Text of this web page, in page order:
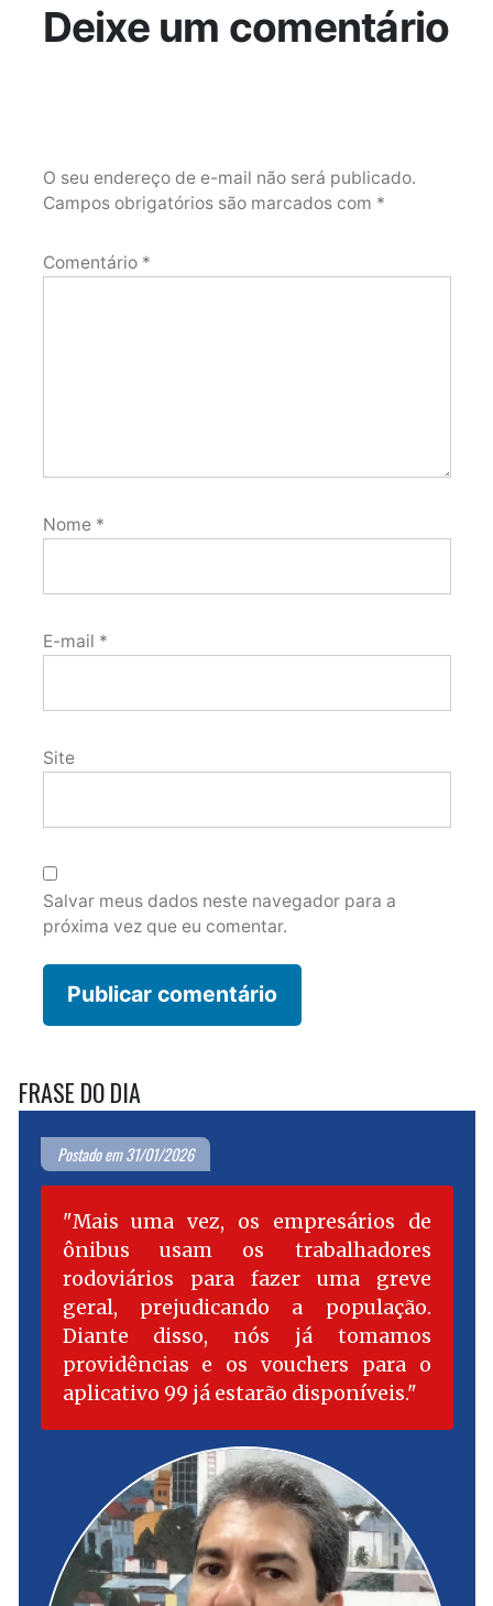
Deixe um comentário
O seu endereço de e-mail não será publicado.
Campos obrigatórios são marcados com *
Comentário *
Nome *
E-mail *
Site
Salvar meus dados neste navegador para a
próxima vez que eu comentar.
FRASE DO DIA
Postado em 31/01/2026
Mais uma vez, os empresários de
ônibus usam os trabalhadores
rodoviários para fazer uma greve
geral, prejudicando a população.
Diante disso, nós já tomamos
providências e os vouchers para o
aplicativo 99 já estarão disponíveis.